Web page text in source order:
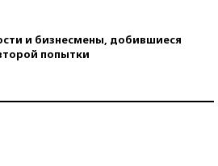
и бизнесмены, добившиеся
попытки